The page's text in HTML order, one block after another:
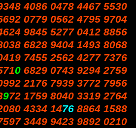
4086 0478 4467 5530
0779 0562 4795 9704
9845 5277 0412 8856
6828 9404 1493 8068
7455 2562 4277 7376
0 6829 0743 9294 2759
2176 7939 3772 7956
972 1759 8040 3319 2764
4334 1476 8864 1588
3449 9423 9892 0210